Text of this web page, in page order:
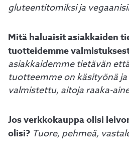
gluteentitomiksi ja
Mitä haluaisit asiakkaiden
tuotteidemme
asiakkaidemme tietävän
tuotteemme on käsityönä
valmistettu, aitoja raaka-
Jos verkkokauppa olisi
olisi? Tuore, pehmeä,